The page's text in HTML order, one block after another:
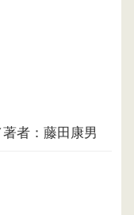
者：藤田康男